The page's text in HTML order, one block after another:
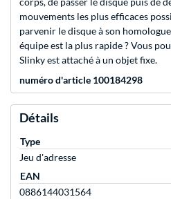
mouvements les plus efficaces
parvenir le disque à son
équipe est la plus rapide ? Vous
Slinky est attaché à un objet fixe.
numéro d'article 100184298
Détails
Type
Jeu d'adresse
EAN
0886144031564